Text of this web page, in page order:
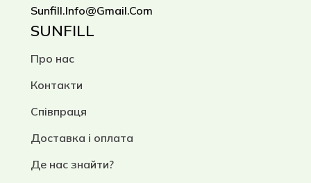
Sunfill.info@gmail.com
SUNFILL
Про нас
Контакти
Співпраця
Доставка і оплата
Де нас знайти?